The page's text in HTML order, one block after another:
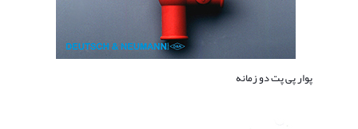
پوار پی پت دو زمانه